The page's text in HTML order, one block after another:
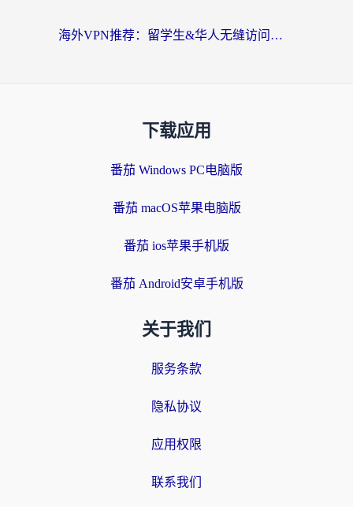
海外VPN推荐：留学生&华人无缝访问国内资源的避坑指南
下载应用
番茄 Windows PC电脑版
番茄 macOS苹果电脑版
番茄 ios苹果手机版
番茄 Android安卓手机版
关于我们
服务条款
隐私协议
应用权限
联系我们